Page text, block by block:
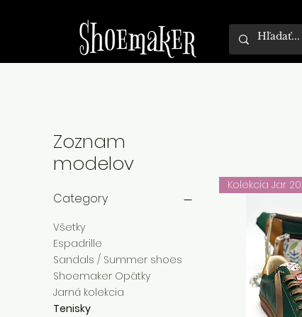
Zoznam
modelov
Category
Všetky
Espadrille
Sandals / Summer shoes
Shoemaker Opätky
Jarná kolekcia
Tenisky
Kolekcia Jar